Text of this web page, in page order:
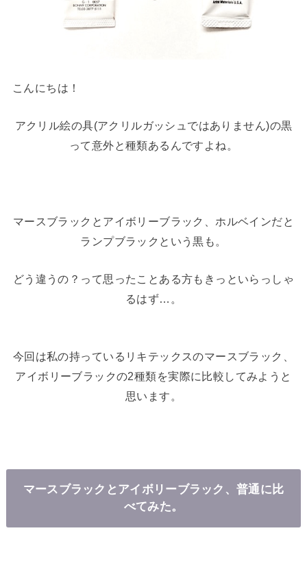
こんにちは！
アクリル絵の具(アクリルガッシュではありません)の黒
って意外と種類あるんですよね。
マースブラックとアイボリーブラック、ホルベインだと
ランプブラックという黒も。
どう違うの？って思ったことある方もきっといらっしゃ
るはず…。
今回は私の持っているリキテックスのマースブラック、
アイボリーブラックの2種類を実際に比較してみようと
思います。
マースブラックとアイボリーブラック、普通に比
べてみた。